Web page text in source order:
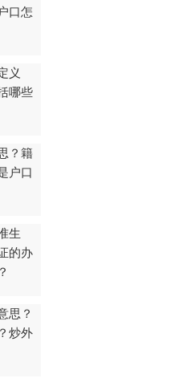
口怎
义
哪些
？籍
户口
生
的办
思？
炒外